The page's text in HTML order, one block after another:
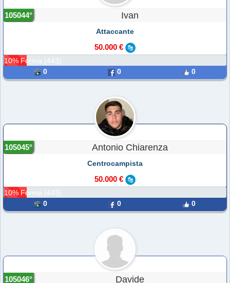
Ivan
105044°
Attaccante
50.000 €
10% Forma (443)
0
0 0
Antonio Chiarenza
105045°
Centrocampista
50.000 €
10% Forma (443)
0
0 0
Davide
105046°